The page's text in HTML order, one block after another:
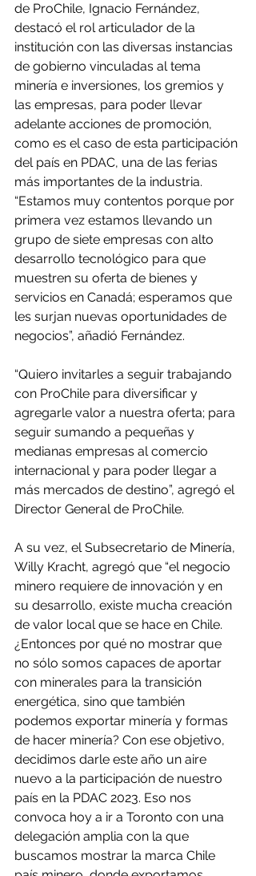
de ProChile, Ignacio Fernández,
destacó el rol articulador de la
institución con las diversas instancias
de gobierno vinculadas al tema
minería e inversiones, los gremios y
las empresas, para poder llevar
adelante acciones de promoción,
como es el caso de esta participación
del país en PDAC, una de las ferias
más importantes de la industria.
“Estamos muy contentos porque por
primera vez estamos llevando un
grupo de siete empresas con alto
desarrollo tecnológico para que
muestren su oferta de bienes y
servicios en Canadá; esperamos que
les surjan nuevas oportunidades de
negocios”, añadió Fernández.
“Quiero invitarles a seguir trabajando
con ProChile para diversificar y
agregarle valor a nuestra oferta; para
seguir sumando a pequeñas y
medianas empresas al comercio
internacional y para poder llegar a
más mercados de destino”, agregó el
Director General de ProChile.
A su vez, el Subsecretario de Minería,
Willy Kracht, agregó que “el negocio
minero requiere de innovación y en
su desarrollo, existe mucha creación
de valor local que se hace en Chile.
¿Entonces por qué no mostrar que
no sólo somos capaces de aportar
con minerales para la transición
energética, sino que también
podemos exportar minería y formas
de hacer minería? Con ese objetivo,
decidimos darle este año un aire
nuevo a la participación de nuestro
país en la PDAC 2023. Eso nos
convoca hoy a ir a Toronto con una
delegación amplia con la que
buscamos mostrar la marca Chile